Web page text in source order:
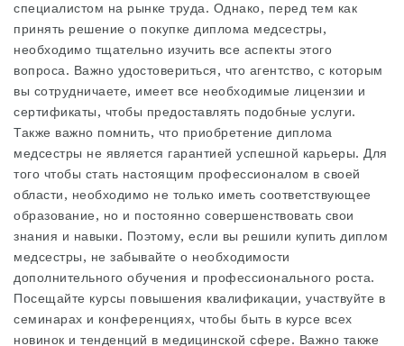
специалистом на рынке труда. Однако, перед тем как
принять решение о покупке диплома медсестры,
необходимо тщательно изучить все аспекты этого
вопроса. Важно удостовериться, что агентство, с которым
вы сотрудничаете, имеет все необходимые лицензии и
сертификаты, чтобы предоставлять подобные услуги.
Также важно помнить, что приобретение диплома
медсестры не является гарантией успешной карьеры. Для
того чтобы стать настоящим профессионалом в своей
области, необходимо не только иметь соответствующее
образование, но и постоянно совершенствовать свои
знания и навыки. Поэтому, если вы решили купить диплом
медсестры, не забывайте о необходимости
дополнительного обучения и профессионального роста.
Посещайте курсы повышения квалификации, участвуйте в
семинарах и конференциях, чтобы быть в курсе всех
новинок и тенденций в медицинской сфере. Важно также